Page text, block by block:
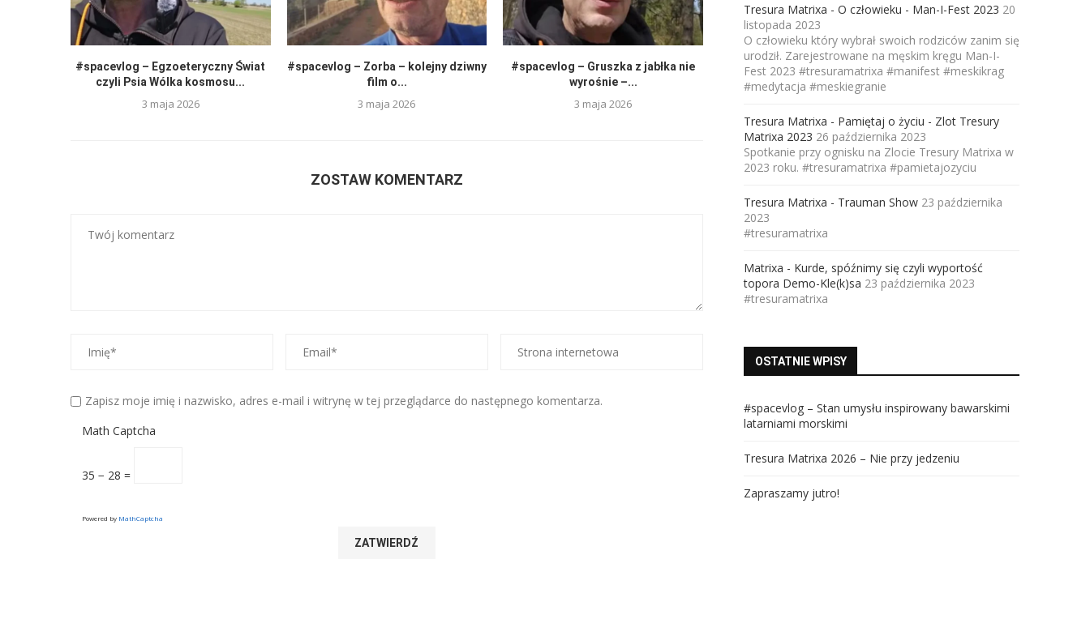
#spacevlog – Egzoeteryczny Świat
czyli Psia Wólka kosmosu...
3 maja 2026
#spacevlog – Zorba – kolejny dziwny
film o...
3 maja 2026
#spacevlog – Gruszka z jabłka nie
wyrośnie –...
3 maja 2026
ZOSTAW KOMENTARZ
Zapisz moje imię i nazwisko, adres e-mail i witrynę w tej przeglądarce do następnego komentarza.
Math Captcha
35 − 28 =
Powered by MathCaptcha
Tresura Matrixa - O człowieku - Man-I-Fest 2023 20
listopada 2023
O człowieku który wybrał swoich rodziców zanim się
urodził. Zarejestrowane na męskim kręgu Man-I-
Fest 2023 #tresuramatrixa #manifest #meskikrag
#medytacja #meskiegranie
Tresura Matrixa - Pamiętaj o życiu - Zlot Tresury
Matrixa 2023 26 października 2023
Spotkanie przy ognisku na Zlocie Tresury Matrixa w
2023 roku. #tresuramatrixa #pamietajozyciu
Tresura Matrixa - Trauman Show 23 października
2023
#tresuramatrixa
Matrixa - Kurde, spóźnimy się czyli wyportość
topora Demo-Kle(k)sa 23 października 2023
#tresuramatrixa
OSTATNIE WPISY
#spacevlog – Stan umysłu inspirowany bawarskimi
latarniami morskimi
Tresura Matrixa 2026 – Nie przy jedzeniu
Zapraszamy jutro!